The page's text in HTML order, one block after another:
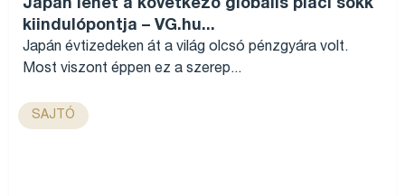
Japán lehet a következő globális piaci sokk
kiindulópontja – VG.hu...
Japán évtizedeken át a világ olcsó pénzgyára volt.
Most viszont éppen ez a szerep...
SAJTÓ